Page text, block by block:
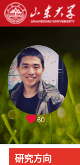
60
研究方向